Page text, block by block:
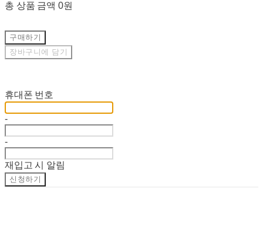
총 상품 금액 0원
구매하기
장바구니에 담기
휴대폰 번호
-
-
재입고 시 알림
신청하기